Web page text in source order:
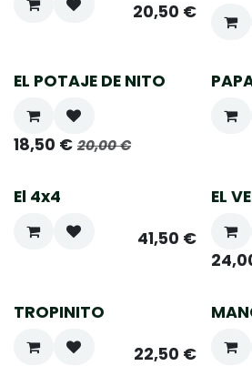
20,50 €
EL POTAJE DE NITO
18,50 € 20,00€
El 4x4
41,50 €
EL
¡Nuevo!
TROPINITO
22,50 €